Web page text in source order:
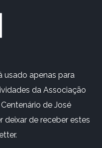
usado apenas para
da Associação
de José
deixar de receber estes